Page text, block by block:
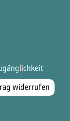
widerrufen